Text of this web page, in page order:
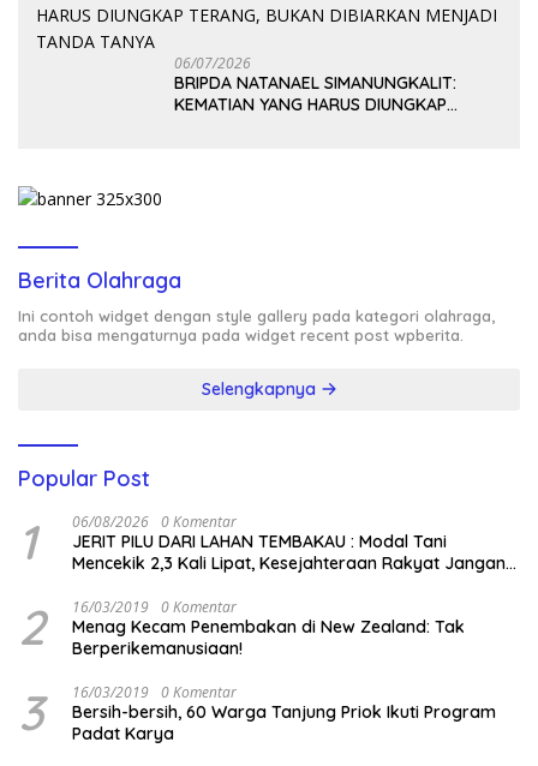
06/07/2026
BRIPDA NATANAEL SIMANUNGKALIT:
KEMATIAN YANG HARUS DIUNGKAP
Berita Olahraga
Ini contoh widget dengan style gallery pada kategori olahraga,
anda bisa mengaturnya pada widget recent post wpberita.
Selengkapnya
Popular Post
1 06/08/2026 0 Komentar
JERIT PILU DARI LAHAN TEMBAKAU ​: Modal Tani
Mencekik 2,3 Kali Lipat, Kesejahteraan Rakyat Jangan
2 16/03/2019 0 Komentar
Menag Kecam Penembakan di New Zealand: Tak
Berperikemanusiaan!
3 16/03/2019 0 Komentar
Bersih-bersih, 60 Warga Tanjung Priok Ikuti Program
Padat Karya